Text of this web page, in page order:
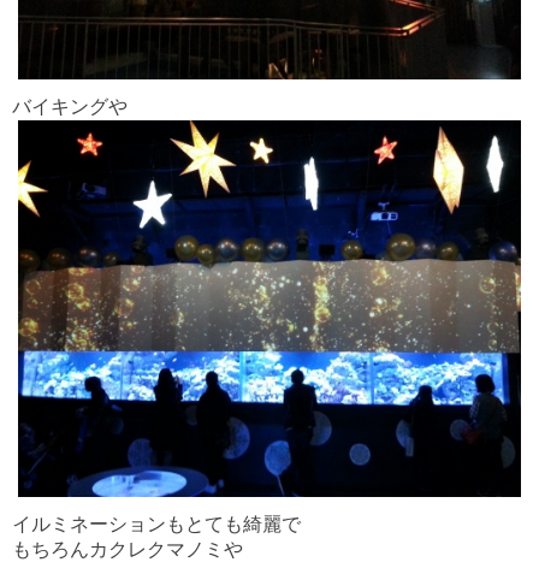
バイキングや
イルミネーションもとても綺麗で
もちろんカクレクマノミや